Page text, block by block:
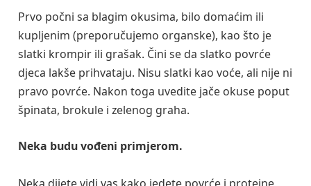
Prvo počni sa blagim okusima, bilo domaćim ili
kupljenim (preporučujemo organske), kao što je
slatki krompir ili grašak. Čini se da slatko povrće
djeca lakše prihvataju. Nisu slatki kao voće, ali nije ni
pravo povrće. Nakon toga uvedite jače okuse poput
špinata, brokule i zelenog graha.
Neka budu vođeni primjerom.